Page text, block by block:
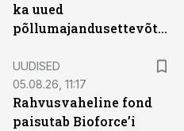
ka uued
põllumajandusettevõtted
UUDISED
05.08.26, 11:17
Rahvusvaheline fond
paisutab Bioforce’i